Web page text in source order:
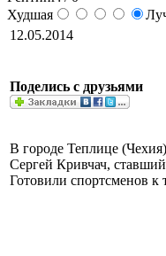
Худшая
12.05.2014
Поделись с друзьями
В городе Теплице
Сергей Кривчач,
Готовили спортсменов к